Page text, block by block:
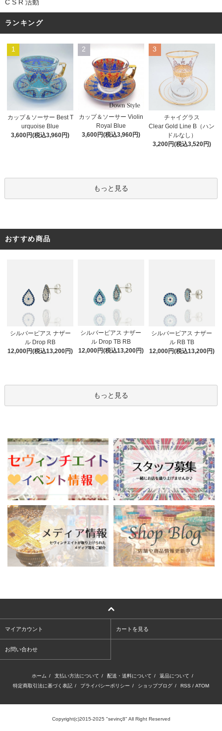
C S R 活動
ランキング
1
カップ＆ソーサー Best T
urquoise Blue
3,600円(税込3,960円)
2
カップ＆ソーサー Violin
Royal Blue
3,600円(税込3,960円)
3
チャイグラス
Clear Gold Line B（ハン
ドルなし）
3,200円(税込3,520円)
もっと見る
おすすめ商品
シルバーピアス ナザー
ル Drop RB
12,000円(税込13,200円)
シルバーピアス ナザー
ル Drop TB RB
12,000円(税込13,200円)
シルバーピアス ナザー
ル RB TB
12,000円(税込13,200円)
もっと見る
マイアカウント カートを見る
お問い合わせ
ホーム / 支払い方法について / 配送・送料について / 返品について /
特定商取引法に基づく表記 / プライバシーポリシー / ショップブログ / RSS / ATOM
Copyright(c)2015-2025 "sevinç8" All Right Reserved